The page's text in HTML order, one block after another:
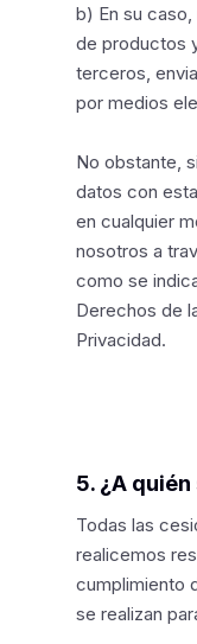
b) En su
de productos
terceros,
por medios
No obstante,
datos con
en cualquier
nosotros a
como se
Derechos de
Privacidad.
5. ¿A
Todas las
realicemos
cumplimiento
se realizan